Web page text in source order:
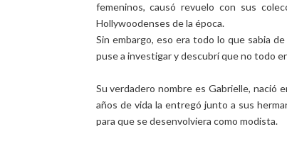
femeninos, causó revuelo con sus
Hollywoodenses de la época.
Sin embargo, eso era todo lo que sabia
puse a investigar y descubrí que no todo
Su verdadero nombre es Gabrielle, nació
años de vida la entregó junto a sus
para que se desenvolviera como modista.